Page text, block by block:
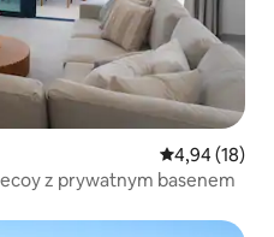
Średnia
4,94 (18)
z prywatnym basenem